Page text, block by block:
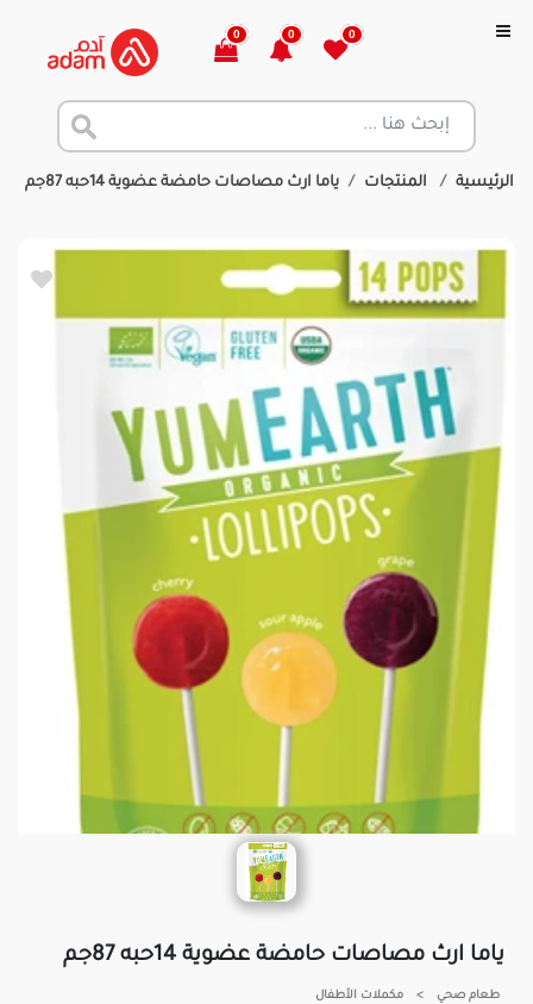
0
0
0
الرئيسية المنتجات ياما ارث مصاصات حامضة عضوية 14حبه 87جم
ياما ارث مصاصات حامضة عضوية 14حبه 87جم
طعام صحي > مكملات الأطفال